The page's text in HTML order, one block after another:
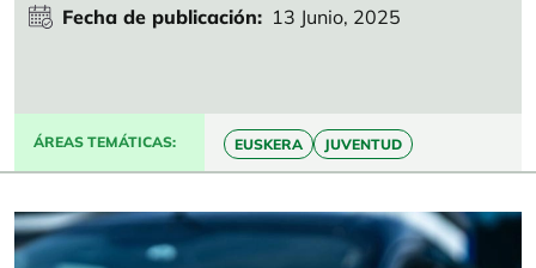
Fecha de publicación 13 Junio, 2025
ÁREAS TEMÁTICAS EUSKERA JUVENTUD